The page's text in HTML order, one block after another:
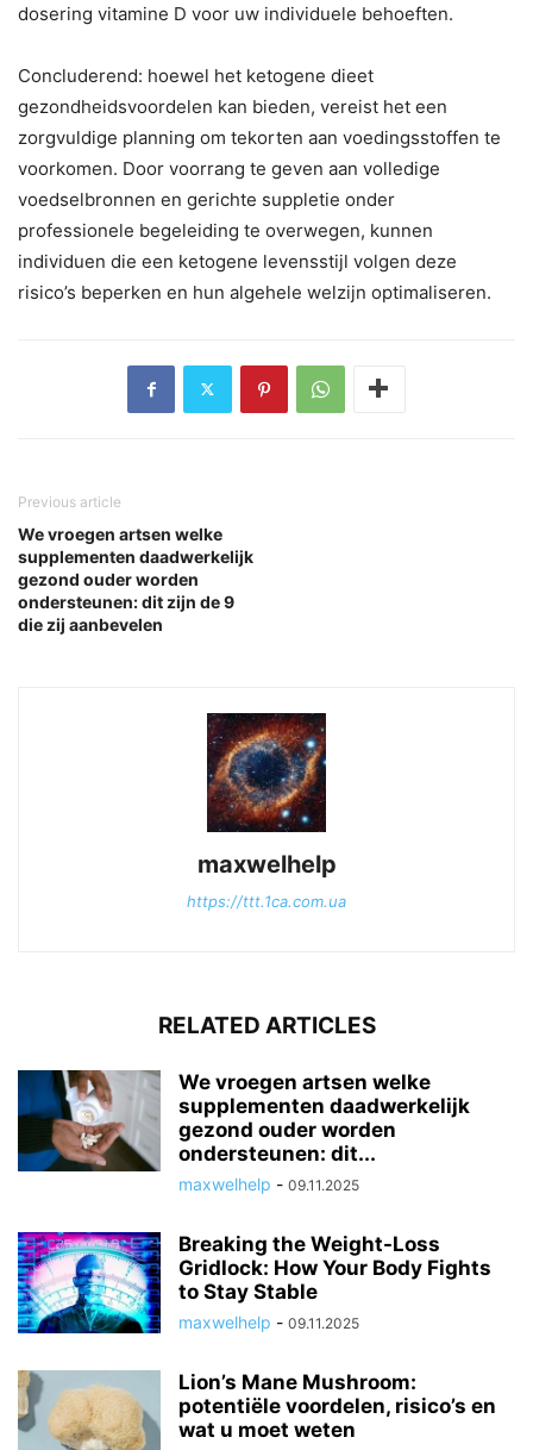
dosering vitamine D voor uw individuele behoeften.
Concluderend: hoewel het ketogene dieet
gezondheidsvoordelen kan bieden, vereist het een
zorgvuldige planning om tekorten aan voedingsstoffen te
voorkomen. Door voorrang te geven aan volledige
voedselbronnen en gerichte suppletie onder
professionele begeleiding te overwegen, kunnen
individuen die een ketogene levensstijl volgen deze
risico’s beperken en hun algehele welzijn optimaliseren.
Previous article
We vroegen artsen welke
supplementen daadwerkelijk
gezond ouder worden
ondersteunen: dit zijn de 9
die zij aanbevelen
maxwelhelp
https://ttt.1ca.com.ua
RELATED ARTICLES
We vroegen artsen welke
supplementen daadwerkelijk
gezond ouder worden
ondersteunen: dit...
maxwelhelp - 09.11.2025
Breaking the Weight-Loss
Gridlock: How Your Body Fights
to Stay Stable
maxwelhelp - 09.11.2025
Lion’s Mane Mushroom:
potentiële voordelen, risico’s en
wat u moet weten